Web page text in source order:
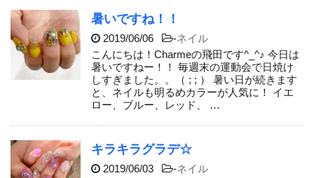
暑いですね！！
2019/06/06 -ネイル
こんにちは！Charmeの飛田です^_^♪ 今日は
暑いですねー！！ 毎週末の運動会で日焼け
しすぎました。。（ ; ; ） 暑い日が続きます
と、ネイルも明るめカラーが人気に！ イエ
ロー、ブルー、レッド、 …
キラキラグラデ☆
2019/06/03 -ネイル